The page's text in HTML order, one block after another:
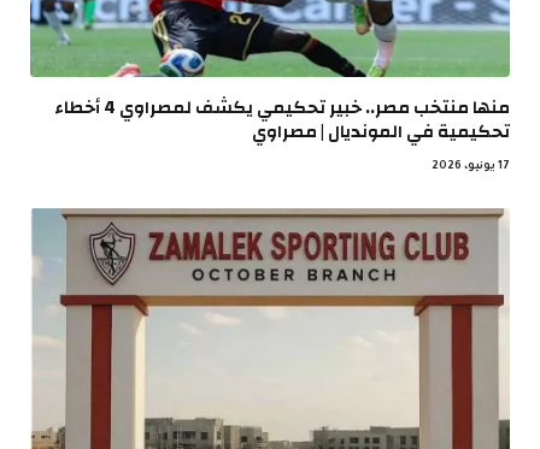
منها منتخب مصر.. خبير تحكيمي يكشف لمصراوي 4 أخطاء
تحكيمية في المونديال | مصراوي
17 يونيو، 2026